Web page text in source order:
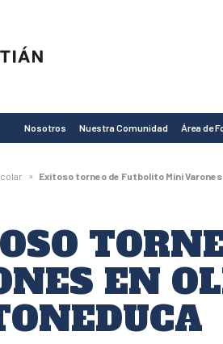
Nosotros Nuestra Comunidad Área de
» Exitoso torneo de Futbolito Mini
EN